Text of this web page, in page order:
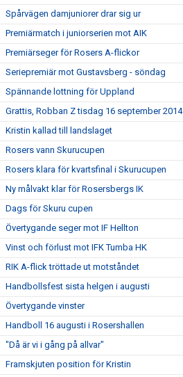
Spårvägen damjuniorer drar sig ur
Premiärmatch i juniorserien mot AIK
Premiärseger för Rosers A-flickor
Seriepremiär mot Gustavsberg - söndag
Spännande lottning för Uppland
Grattis, Robban Z tisdag 16 september 2014
Kristin kallad till landslaget
Rosers vann Skurucupen
Rosers klara för kvartsfinal i Skurucupen
Ny målvakt klar för Rosersbergs IK
Dags för Skuru cupen
Övertygande seger mot IF Hellton
Vinst och förlust mot IFK Tumba HK
RIK A-flick tröttade ut motståndet
Handbollsfest sista helgen i augusti
Övertygande vinster
Handboll 16 augusti i Rosershallen
"Då är vi i gång på allvar"
Framskjuten position för Kristin